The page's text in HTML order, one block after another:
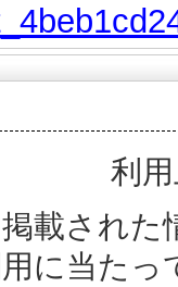
利
載された
に当た